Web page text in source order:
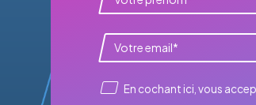
En cochant ici, vous